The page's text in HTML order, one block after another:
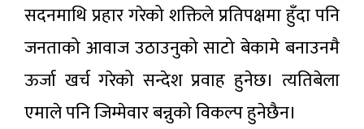
सदनमाथि प्रहार गरेको शक्तिले प्रतिपक्षमा हुँदा पनि
जनताको आवाज उठाउनुको साटो बेकामे बनाउनमै
ऊर्जा खर्च गरेको सन्देश प्रवाह हुनेछ। त्यतिबेला
एमाले पनि जिम्मेवार बन्नुको विकल्प हुनेछैन।